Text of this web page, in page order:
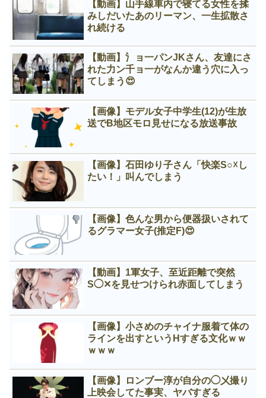
【動画】山手線車内で寝てる女性を揉
みしだいたあのリーマン、一生拡散さ
れ続ける
【動画】氵ョ一パンJKさん、友達にさ
れた力ン千ョ一がなんか違う穴に入っ
てしまう😍
【画像】モデル女子中学生(12)が生放
送でB地区モロ見せになる放送事故
【画像】石田ゆり子さん「快楽S○☓し
たい！」叫んでしまう
【画像】色んな男から便器扱いされて
るグラマー女子(推定F)😍
【動画】1軍女子、至近距離で突然
S◯✕を見せつけられ赤面してしまう
【画像】小さめのチャイナ服着て体の
ラインを出すというНすぎる文化ｗｗ
ｗｗｗ
【画像】ロンブー淳が自分の◯㐅撮り
上映会してた事実、ヤバすぎる